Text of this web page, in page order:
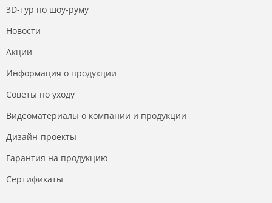
3D-тур по шоу-руму
Новости
Акции
Информация о продукции
Советы по уходу
Видеоматериалы о компании и продукции
Дизайн-проекты
Гарантия на продукцию
Сертификаты